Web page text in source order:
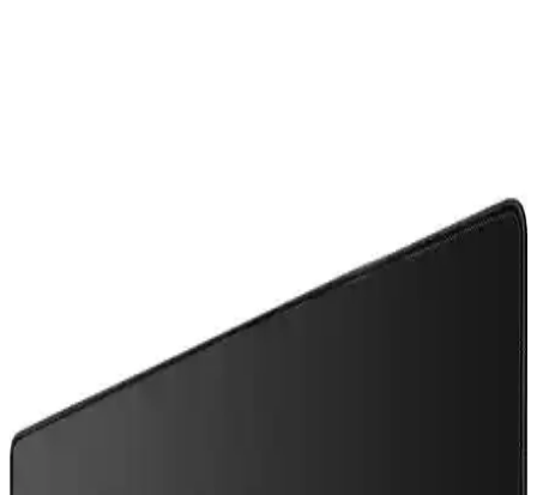
Ayaneo Next 2, RTX 4070 grafik kartı ve 128 GB RAM ile yüksek
performans sunarken, 4.200 dolarlık fiyatı ve 1.424 gram ağırlığıyla
AMD Athlon ve PC İşlemcilerinde Gigahertz
Çağının Başlangıcı: 2000 Yılı Teknoloji Dönüm
2000 yılında AMD Athlon, 1 GHz hızını aşarak Intel'e karşı
performans avantajı sağladı. Overclocking ve teknolojik gelişmelerle
işlemci dünyasında yeni bir çağ başladı.